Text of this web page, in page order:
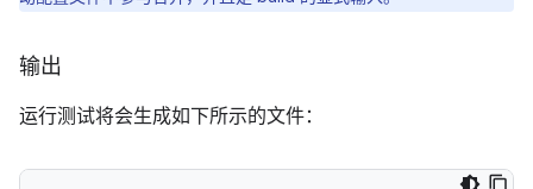
输出
运行测试将会生成如下所示的文件：